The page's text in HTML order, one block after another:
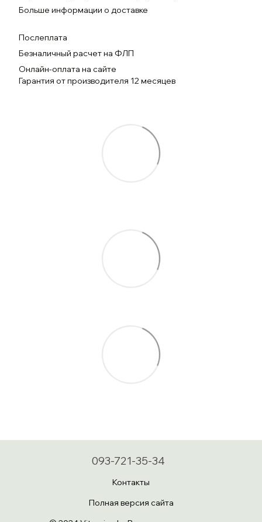
Больше информации о доставке
Послеплата
Безналичный расчет на ФЛП
Онлайн-оплата на сайте
Гарантия от производителя 12 месяцев
093-721-35-34
Контакты
Полная версия сайта